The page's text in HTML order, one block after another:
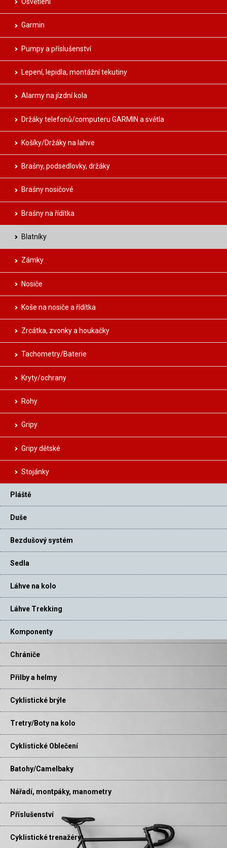
Garmin
Pumpy a příslušenství
Lepení, lepidla, montážní tekutiny
Alarmy na jízdní kola
Držáky telefonů/computeru GARMIN a světla
Košíky/Držáky na lahve
Brašny, podsedlovky, držáky
Brašny nosičové
Brašny na řídítka
Blatníky
Zámky
Nosiče
Koše na nosiče a řídítka
Zrcátka, zvonky a houkačky
Tachometry/Baterie
Kryty/ochrany
Rohy
Gripy
Gripy dětské
Stojánky
Pláště
Duše
Bezdušový systém
Sedla
Láhve na kolo
Láhve Trekking
Komponenty
Chrániče
Přilby a helmy
Cyklistické brýle
Tretry/Boty na kolo
Cyklistické Oblečení
Batohy/Camelbaky
Nářadí, montpáky, manometry
Příslušenství
Cyklistické trenažéry